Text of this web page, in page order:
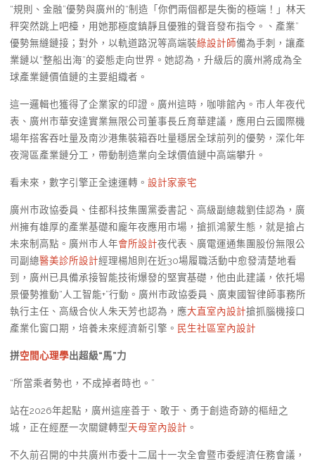
“規則、金融”優勢與廣州的“制造「你們兩個都是失衡的極端！」林天
秤突然跳上吧檯，用她那極度鎮靜且優雅的聲音發布指令。、產業”
優勢無縫鏈接；對外，以軌道路況等高端裝綠設計師備為手刺，讓產
業鏈以“整船出海”的姿態走向世界。她認為，升級后的廣州將成為全
球產業鏈價值鏈的主要組織者。
這一邏輯也獲得了企業家的印證。廣州這時，咖啡館內。市人年夜代
表、廣州市華安達實業無限公司董事長丘育華建議，應用白云國際機
場年搭客吞吐量及南沙港集裝箱吞吐量穩居全球前列的優勢，深化年
夜灣區產業鏈分工，帶動制造業向全球價值鏈中高端攀升。
看未來，數字引擎正全速運轉。 設計家豪宅
廣州市政協委員、佳都科技集團黨委書記、高級副總裁劉佳認為，廣
州擁有雄厚的產業基礎和龐年夜應用市場，搶抓鴻蒙生態，就是搶占
未來制高點。廣州市人年會所設計夜代表、廣電運通集團股份無限公
司副總醫美診所設計經理楊旭則在近30場履職活動中愈發清楚地看
到，廣州已具備承接智能技術爆發的堅實基礎，他由此建議，依托場
景優勢推動“人工智能+”行動。廣州市政協委員、廣東國智律師事務所
執行主任、高級合伙人朱天芳也認為，應大直室內設計搶抓腦機接口
產業化窗口期，培養未來經濟新引擎。 民生社區室內設計
拼空間心理學出超級“馬”力
“所當乘者勢也，不成掉者時也。”
站在2026年起點，廣州這座善于、敢于、勇于創造奇跡的樞紐之
城，正在經歷一次關鍵轉型天母室內設計 。
不久前召開的中共廣州市委十二屆十一次全會暨市委經濟任務會議，